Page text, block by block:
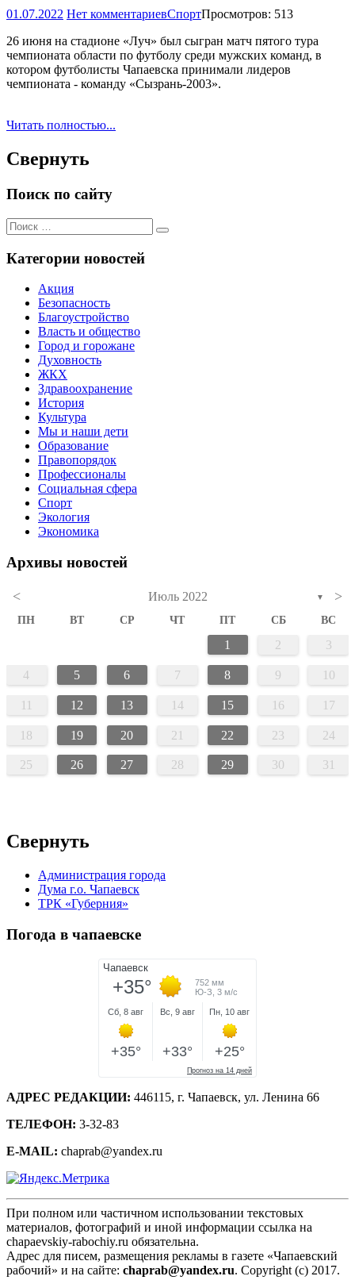
01.07.2022 Нет комментариевСпортПросмотров: 513
26 июня на стадионе «Луч» был сыгран матч пятого тура
чемпионата области по футболу среди мужских команд, в
котором футболисты Чапаевска принимали лидеров
чемпионата - команду «Сызрань-2003».
Читать полностью...
Свернуть
Поиск по сайту
Поиск
для:
Поиск
Категории новостей
Акция
Безопасность
Благоустройство
Власть и общество
Город и горожане
Духовность
ЖКХ
Здравоохранение
История
Культура
Мы и наши дети
Образование
Правопорядок
Профессионалы
Социальная сфера
Спорт
Экология
Экономика
Архивы новостей
< Июль 2022 ▼ >
ПН ВТ СР ЧТ ПТ СБ ВС
1 2 3
4 5 6 7 8 9 10
11 12 13 14 15 16 17
18 19 20 21 22 23 24
25 26 27 28 29 30 31
Свернуть
Администрация города
Дума г.о. Чапаевск
ТРК «Губерния»
Погода в чапаевске
АДРЕС РЕДАКЦИИ: 446115, г. Чапаевск, ул. Ленина 66
ТЕЛЕФОН: 3-32-83
E-MAIL: chaprab@yandex.ru
При полном или частичном использовании текстовых
материалов, фотографий и иной информации ссылка на
chapaevskiy-rabochiy.ru обязательна.
Адрес для писем, размещения рекламы в газете «Чапаевский
рабочий» и на сайте: chaprab@yandex.ru. Copyright (c) 2017.